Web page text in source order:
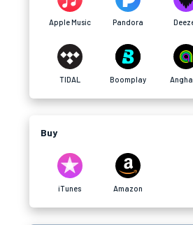
Apple Music Pandora
TIDAL Boomplay
Buy
iTunes Amazon